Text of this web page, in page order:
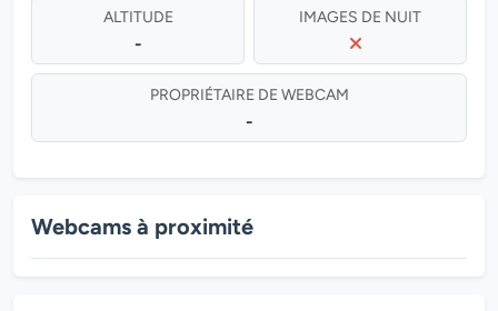
ALTITUDE
-
IMAGES DE NUIT
PROPRIÉTAIRE DE WEBCAM
-
Webcams à proximité